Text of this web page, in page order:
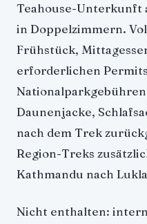
Teahouse-Unterkunft
in Doppelzimmern.
Frühstück,
erforderlichen
Daunenjacke,
nach dem Trek
Region-Treks
Kathmandu nach
Nicht enthalten: